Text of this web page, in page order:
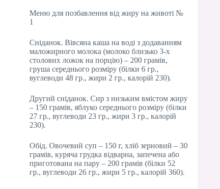
Меню для позбавлення від жиру на животі №
1
Сніданок. Вівсяна каша на воді з додаванням
маложирного молока (молоко близько 3-х
столових ложок на порцію) – 200 грамів,
груша середнього розміру (білки 6 гр.,
вуглеводи 48 гр., жири 2 гр., калорій 230).
Другий сніданок. Сир з низьким вмістом жиру
– 150 грамів, яблуко середнього розміру (білки
27 гр., вуглеводи 23 гр., жири 3 гр., калорій
230).
Обід. Овочевий суп – 150 г, хліб зерновий – 30
грамів, куряча грудка відварна, запечена або
приготована на пару – 200 грамів (білки 52
гр., вуглеводи 26 гр., жири 5 гр., калорій 360).